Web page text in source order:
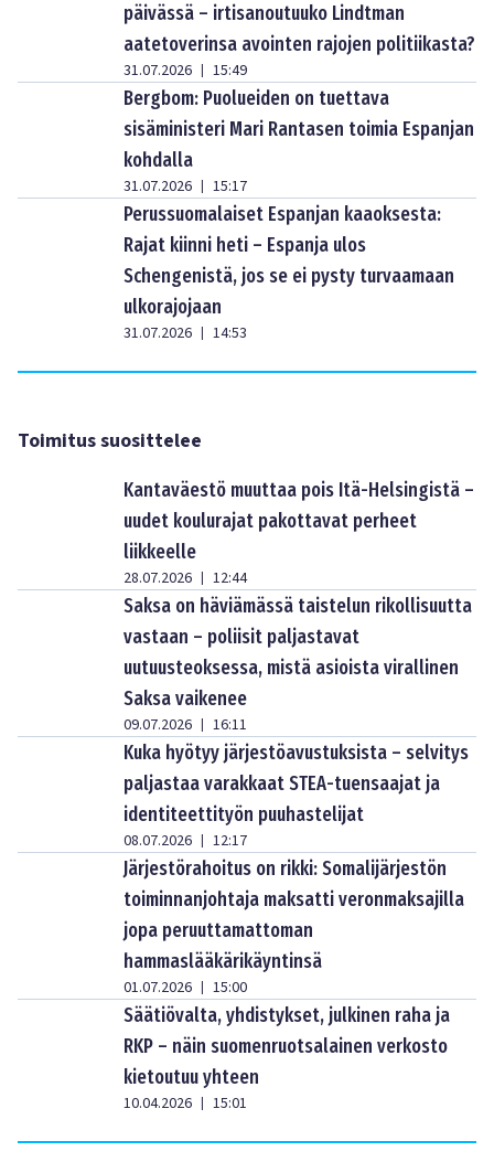
päivässä – irtisanoutuuko Lindtman
aatetoverinsa avointen rajojen politiikasta?
31.07.2026 | 15:49
Bergbom: Puolueiden on tuettava
sisäministeri Mari Rantasen toimia Espanjan
kohdalla
31.07.2026 | 15:17
Perussuomalaiset Espanjan kaaoksesta:
Rajat kiinni heti – Espanja ulos
Schengenistä, jos se ei pysty turvaamaan
ulkorajojaan
31.07.2026 | 14:53
Toimitus suosittelee
Kantaväestö muuttaa pois Itä-Helsingistä –
uudet koulurajat pakottavat perheet
liikkeelle
28.07.2026 | 12:44
Saksa on häviämässä taistelun rikollisuutta
vastaan – poliisit paljastavat
uutuusteoksessa, mistä asioista virallinen
Saksa vaikenee
09.07.2026 | 16:11
Kuka hyötyy järjestöavustuksista – selvitys
paljastaa varakkaat STEA-tuensaajat ja
identiteettityön puuhastelijat
08.07.2026 | 12:17
Järjestörahoitus on rikki: Somalijärjestön
toiminnanjohtaja maksatti veronmaksajilla
jopa peruuttamattoman
hammaslääkärikäyntinsä
01.07.2026 | 15:00
Säätiövalta, yhdistykset, julkinen raha ja
RKP – näin suomenruotsalainen verkosto
kietoutuu yhteen
10.04.2026 | 15:01